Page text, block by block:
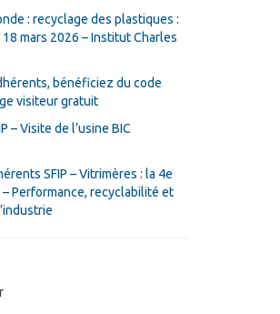
: recyclage des plastiques :
mars 2026 – Institut Charles
bénéficiez du code
visiteur gratuit
– Visite de l’usine BIC
SFIP – Vitrimères : la 4e
Performance, recyclabilité et